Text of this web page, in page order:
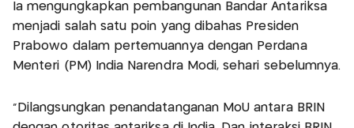
Ia mengungkapkan pembangunan Bandar Antariksa
menjadi salah satu poin yang dibahas Presiden
Prabowo dalam pertemuannya dengan Perdana
Menteri (PM) India Narendra Modi, sehari sebelumnya.
“Dilangsungkan penandatanganan MoU antara BRIN